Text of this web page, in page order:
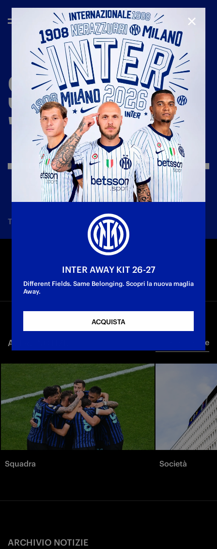
STAGIONE
'24/'25
Tutte le notizie Squadra Società
ALTRE NOTIZIE Tutte le notizie
Squadra Società
ARCHIVIO NOTIZIE
INTER AWAY KIT 26-27
Different Fields. Same Belonging. Scopri la nuova maglia
Away.
ACQUISTA